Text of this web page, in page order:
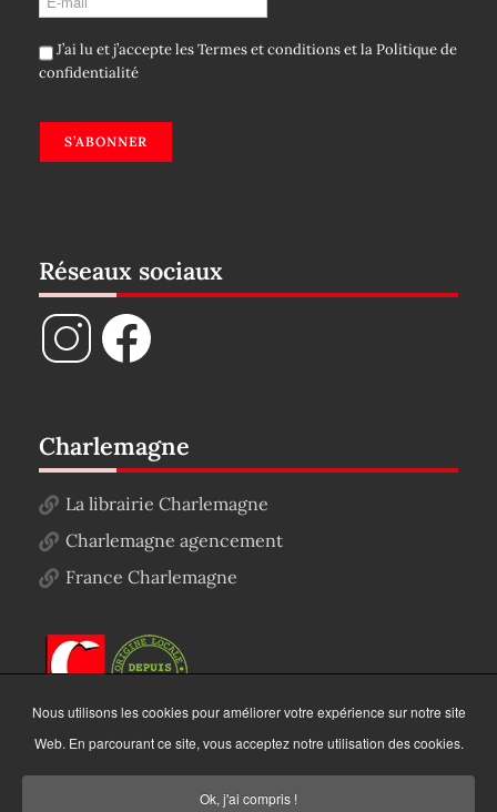
J’ai lu et j’accepte lesTermes et conditionset laPolitique de
confidentialité
S’ABONNER
Réseaux sociaux
Charlemagne
La librairie Charlemagne
Charlemagne agencement
France Charlemagne
Nous utilisons les cookies pour améliorer votre expérience sur notre site
Web. En parcourant ce site, vous acceptez notre utilisation des cookies.
Ok, j'ai compris !